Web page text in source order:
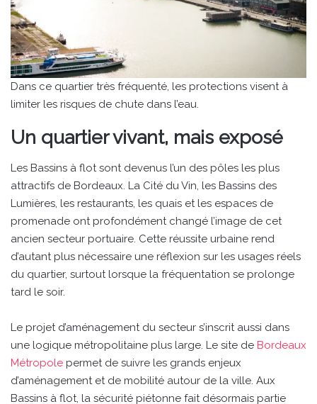
Dans ce quartier très fréquenté, les protections visent à
limiter les risques de chute dans l’eau.
Un quartier vivant, mais exposé
Les Bassins à flot sont devenus l’un des pôles les plus
attractifs de Bordeaux. La Cité du Vin, les Bassins des
Lumières, les restaurants, les quais et les espaces de
promenade ont profondément changé l’image de cet
ancien secteur portuaire. Cette réussite urbaine rend
d’autant plus nécessaire une réflexion sur les usages réels
du quartier, surtout lorsque la fréquentation se prolonge
tard le soir.
Le projet d’aménagement du secteur s’inscrit aussi dans
une logique métropolitaine plus large. Le site de Bordeaux
Métropole permet de suivre les grands enjeux
d’aménagement et de mobilité autour de la ville. Aux
Bassins à flot, la sécurité piétonne fait désormais partie